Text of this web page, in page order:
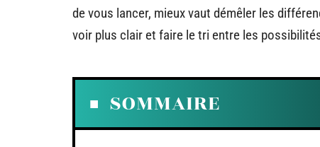
de vous lancer, mieux vaut démêler les
voir plus clair et faire le tri entre les
SOMMAIRE